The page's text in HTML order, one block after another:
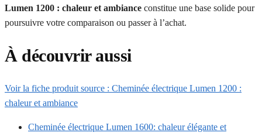
Lumen 1200 : chaleur et ambiance constitue une base solide pour
poursuivre votre comparaison ou passer à l’achat.
À découvrir aussi
Voir la fiche produit source : Cheminée électrique Lumen 1200 :
chaleur et ambiance
Cheminée électrique Lumen 1600: chaleur élégante et